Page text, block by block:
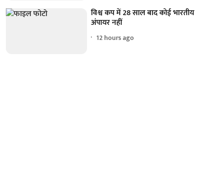
विश्व कप में 28 साल बाद कोई भारतीय
अंपायर नहीं
12 hours ago